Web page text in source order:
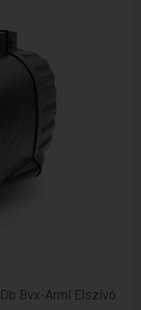
Bvx-Arml Elszívó